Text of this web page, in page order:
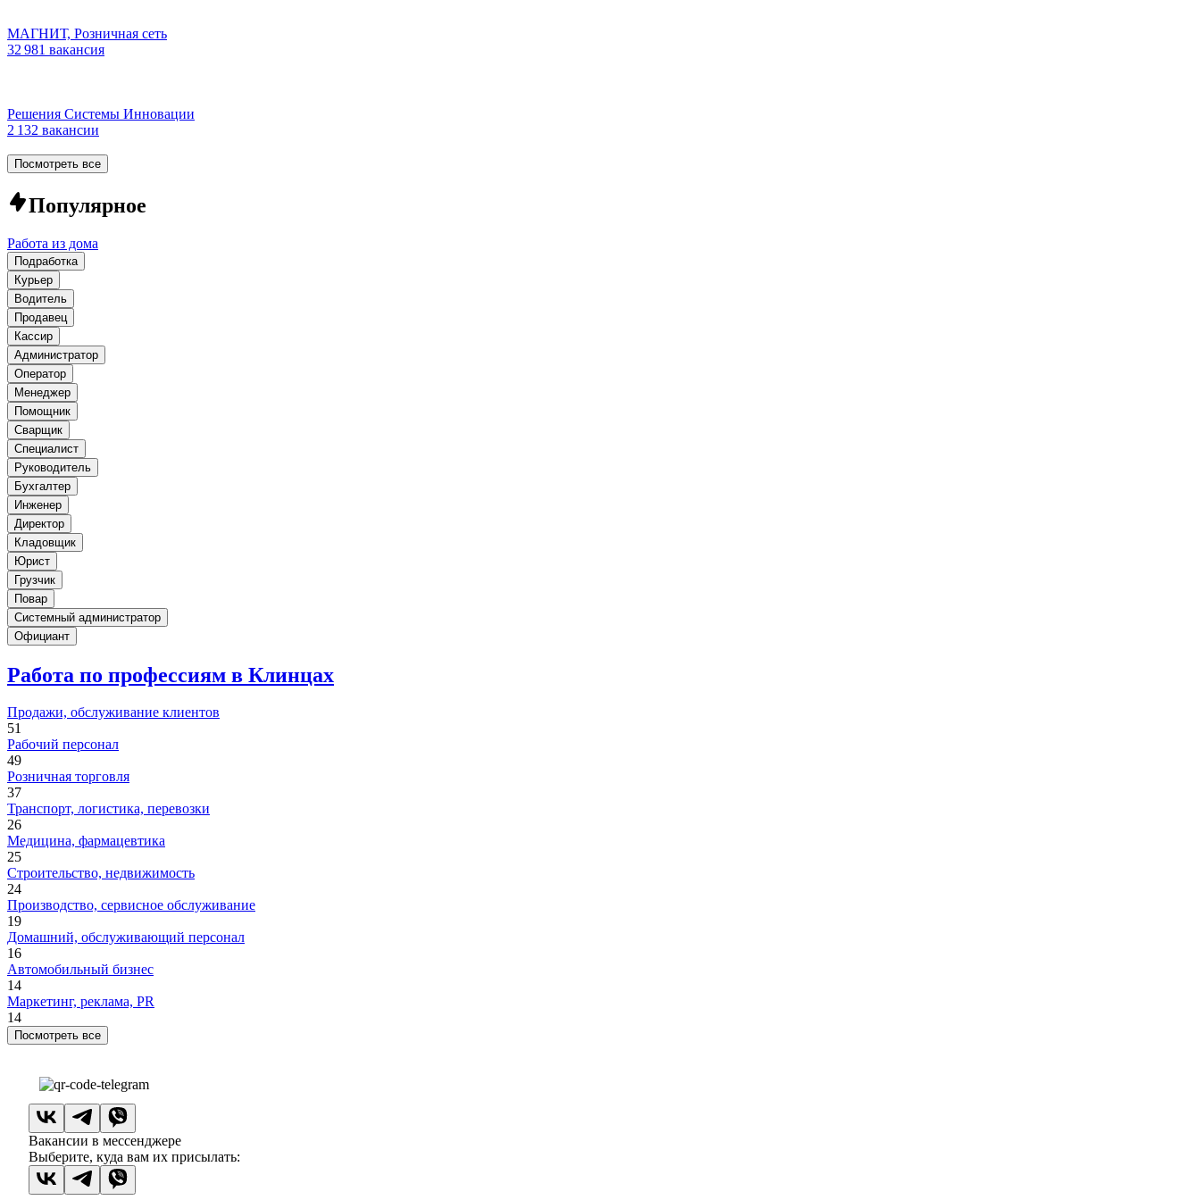
МАГНИТ, Розничная сеть
32 981 вакансия
Решения Системы Инновации
2 132 вакансии
Посмотреть все
Популярное
Работа из дома
Подработка
Курьер
Водитель
Продавец
Кассир
Администратор
Оператор
Менеджер
Помощник
Сварщик
Специалист
Руководитель
Бухгалтер
Инженер
Директор
Кладовщик
Юрист
Грузчик
Повар
Системный администратор
Официант
Работа по профессиям в Клинцах
Продажи, обслуживание клиентов
51
Рабочий персонал
49
Розничная торговля
37
Транспорт, логистика, перевозки
26
Медицина, фармацевтика
25
Строительство, недвижимость
24
Производство, сервисное обслуживание
19
Домашний, обслуживающий персонал
16
Автомобильный бизнес
14
Маркетинг, реклама, PR
14
Посмотреть все
Вакансии в мессенджере
Выберите, куда вам их присылать: